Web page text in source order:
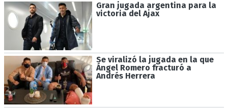
Gran jugada argentina para la
victoria del Ajax
Se viralizó la jugada en la que
Ángel Romero fracturó a
Andrés Herrera